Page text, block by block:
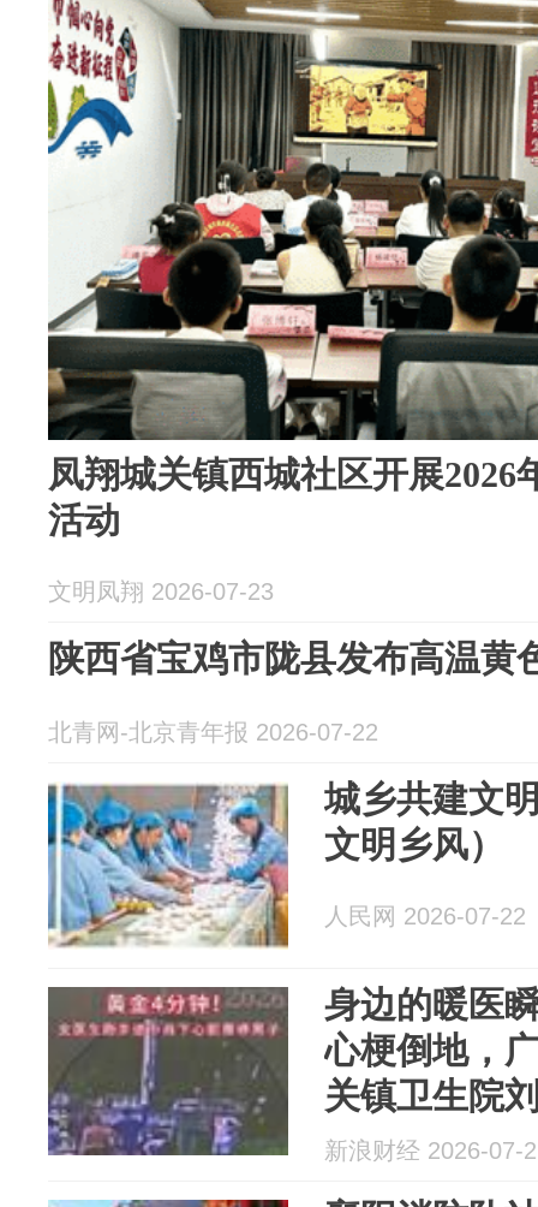
凤翔城关镇西城社区开展2026
活动
文明凤翔 2026-07-23
陕西省宝鸡市陇县发布高温黄
北青网-北京青年报 2026-07-22
城乡共建文
文明乡风）
人民网 2026-07-22
身边的暖医
心梗倒地，
关镇卫生院
机
新浪财经 2026-07-